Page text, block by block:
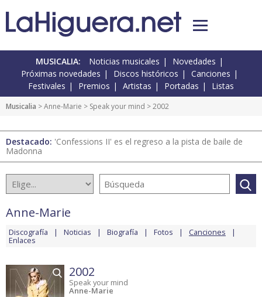
MUSICALIA: Noticias musicales
Novedades
Próximas novedades
Discos históricos
Canciones
Festivales
Premios Artistas Portadas Listas
Musicalia >Anne-Marie > Speak your mind > 2002
Destacado: 'Confessions II' es el regreso a la pista de baile de
Madonna
Anne-Marie
Discografía Noticias Biografía Fotos Canciones
Enlaces
2002
Speak your mind
Anne-Marie